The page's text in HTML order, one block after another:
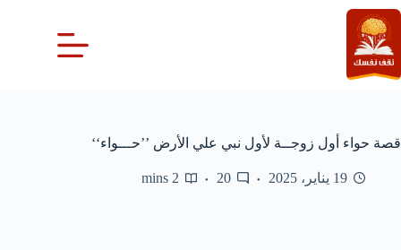
التجاوز
إلى
المحتوى
قصة حواء أول زوجــة لأول نبي علي الأرض ’’حـــواء‘‘
19 يناير، 2025 20
2 mins